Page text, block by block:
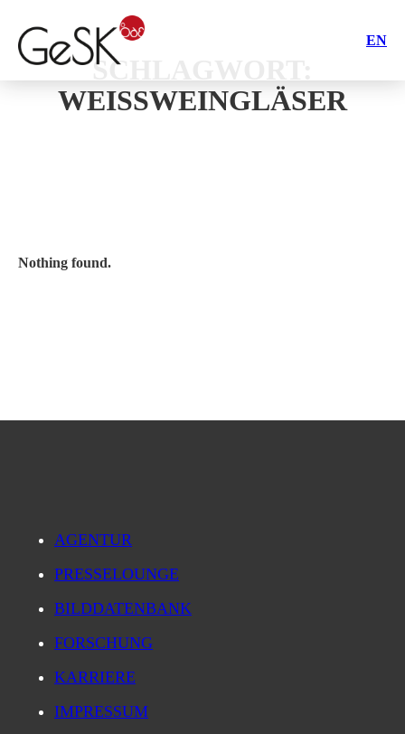
EN
SCHLAGWORT:
WEISSWEINGLÄSER
Nothing found.
AGENTUR
PRESSELOUNGE
BILDDATENBANK
FORSCHUNG
KARRIERE
IMPRESSUM